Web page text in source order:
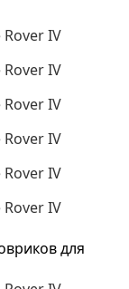
для